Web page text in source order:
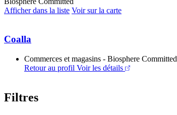
Afficher dans la liste Voir sur la carte
Coalla
Commerces et magasins - Biosphere Committed
Retour au profil Voir les détails
Filtres